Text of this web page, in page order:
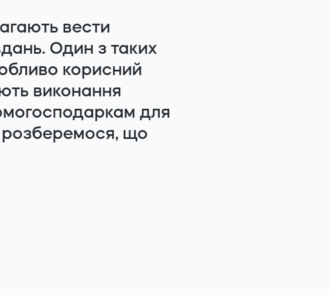
вести
Один з таких
корисний
виконання
для
що